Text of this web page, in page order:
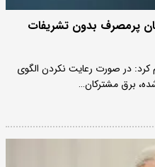
پرمصرف بدون تشریفات
کرد: در صورت رعایت نکردن الگوی
برق مشترکان…